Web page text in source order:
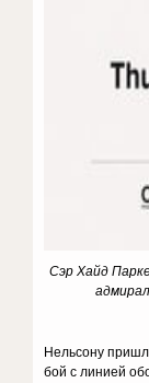
Сэр Хайд
Нельсону
бой с линией